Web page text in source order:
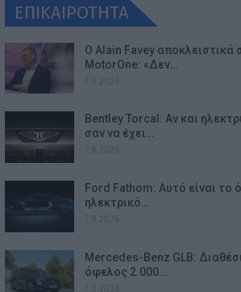
ΕΠΙΚΑΙΡΟΤΗΤΑ
Ο Alain Favey αποκλειστικά
MotorOne: «Δεν…
Bentley Torcal: Αν και
σαν να έχει…
Ford Fathom: Αυτό είναι το
ηλεκτρικό…
Mercedes-Benz GLB:
όφελος 2.000…